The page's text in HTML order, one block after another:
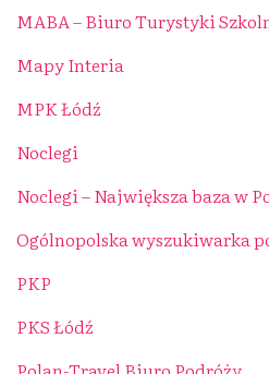
MABA – Biuro Turystyki
Mapy Interia
MPK Łódź
Noclegi
Noclegi – Największa baza w
Ogólnopolska wyszukiwarka
PKP
PKS Łódź